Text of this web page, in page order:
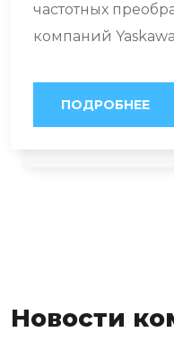
частотных
компаний Yaskawa
ПОДРОБНЕЕ
Новости